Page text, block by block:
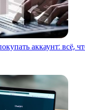
аккаунт: всё,